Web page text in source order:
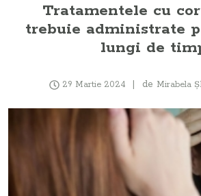
Tratamentele cu
trebuie administrate
lungi de
29 Martie 2024 de Mirabela